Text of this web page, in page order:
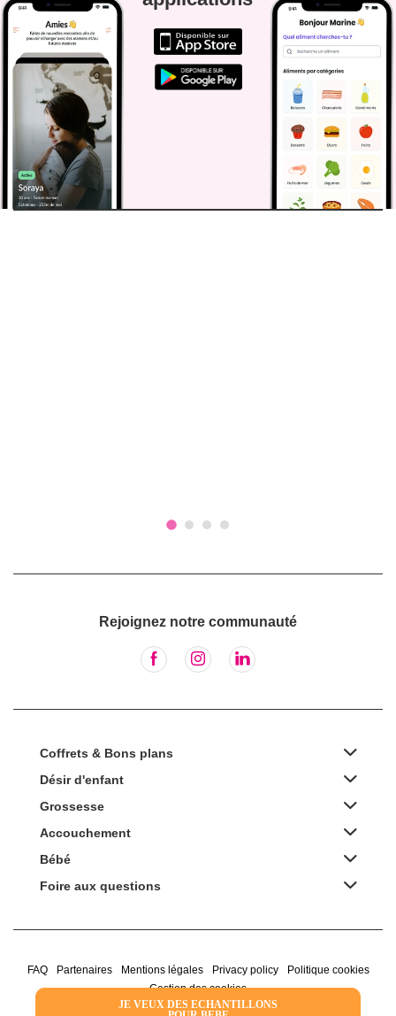
JE VEUX DES ECHANTILLONS
Rejoignez notre communauté
Coffrets & Bons plans
Désir d'enfant
Grossesse
Accouchement
Bébé
Foire aux questions
FAQ Partenaires Mentions légales Privacy policy
Politique cookies
Gestion des cookies